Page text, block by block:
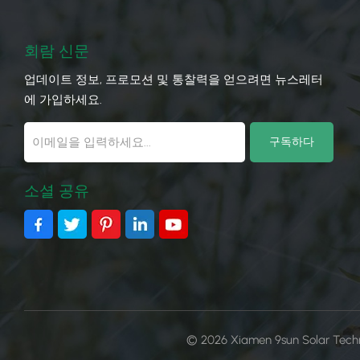
회람 신문
업데이트 정보, 프로모션 및 통찰력을 얻으려면 뉴스레터
에 가입하세요.
소셜 공유
© 2026 Xiamen 9sun Solar